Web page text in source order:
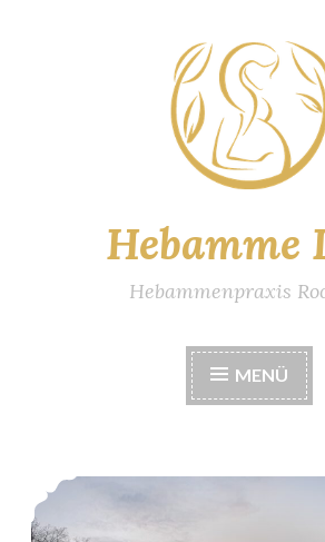
Hebamme
Hebammenpraxis
MENÜ
Outdoorsport für